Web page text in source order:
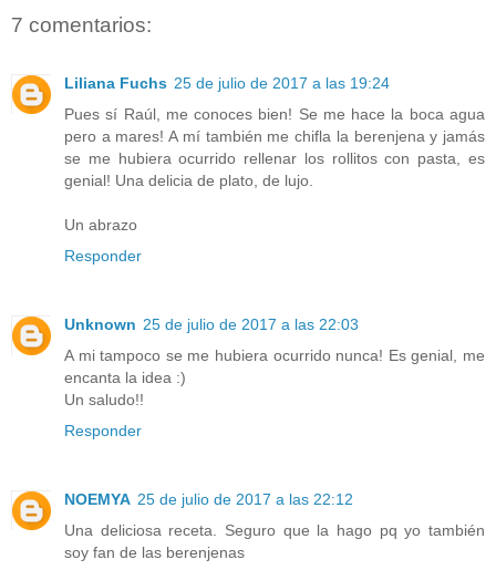
7 comentarios:
Liliana Fuchs 25 de julio de 2017 a las 19:24
Pues sí Raúl, me conoces bien! Se me hace la boca agua
pero a mares! A mí también me chifla la berenjena y jamás
se me hubiera ocurrido rellenar los rollitos con pasta, es
genial! Una delicia de plato, de lujo.
Un abrazo
Responder
Unknown 25 de julio de 2017 a las 22:03
A mi tampoco se me hubiera ocurrido nunca! Es genial, me
encanta la idea :)
Un saludo!!
Responder
NOEMYA 25 de julio de 2017 a las 22:12
Una deliciosa receta. Seguro que la hago pq yo también
soy fan de las berenjenas